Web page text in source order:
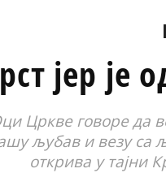
јер је
Цркве говоре да
љубав и везу
открива у тајни